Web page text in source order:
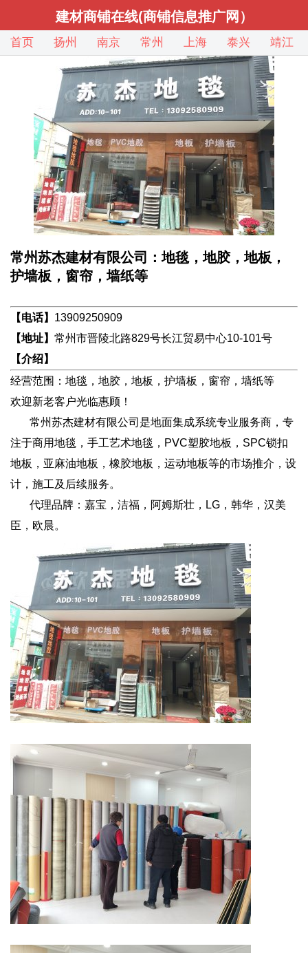
建材商铺在线(商铺信息推广网）
首页 扬州 南京 常州 上海 泰兴 靖江
常州苏杰建材有限公司：地毯，地胶，地板，
护墙板，窗帘，墙纸等
【电话】 13909250909
【地址】 常州市晋陵北路829号长江贸易中心10-101号
【介绍】
经营范围：地毯，地胶，地板，护墙板，窗帘，墙纸等
欢迎新老客户光临惠顾！
常州苏杰建材有限公司是地面集成系统专业服务商，专
注于商用地毯，手工艺术地毯，PⅤC塑胶地板，SPC锁扣
地板，亚麻油地板，橡胶地板，运动地板等的市场推介，设
计，施工及后续服务。
代理品牌：嘉宝，洁福，阿姆斯壮，LG，韩华，汉美
臣，欧晨。